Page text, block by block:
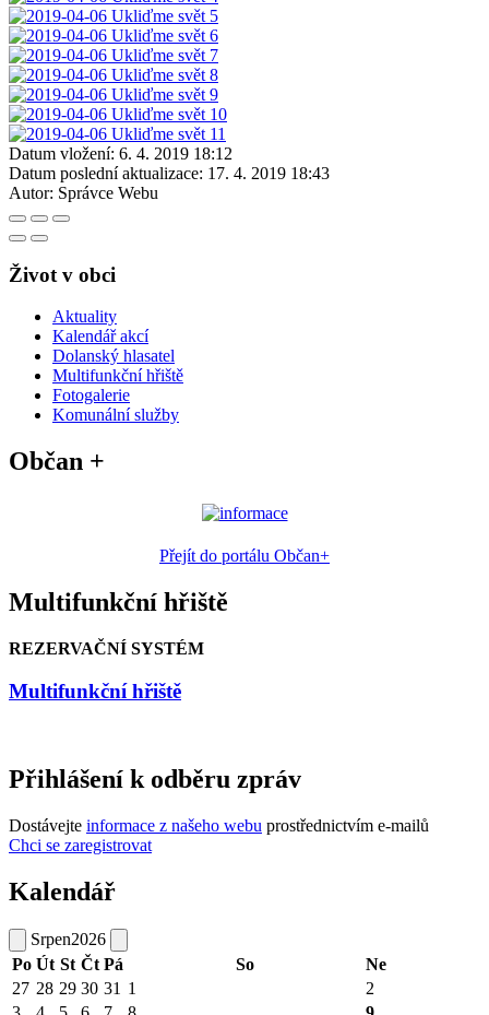
Datum vložení: 6. 4. 2019 18:12
Datum poslední aktualizace: 17. 4. 2019 18:43
Autor: Správce Webu
Život v obci
Aktuality
Kalendář akcí
Dolanský hlasatel
Multifunkční hřiště
Fotogalerie
Komunální služby
Občan +
Přejít do portálu Občan+
Multifunkční hřiště
REZERVAČNÍ SYSTÉM
Multifunkční hřiště
Přihlášení k odběru zpráv
Dostávejte informace z našeho webu prostřednictvím e-mailů
Chci se zaregistrovat
Kalendář
Srpen2026
Po Út St Čt Pá So
Ne
27 28 29 30 31 1
2